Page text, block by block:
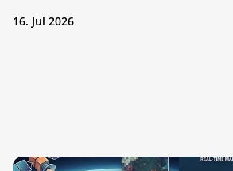
16. Jul 2026